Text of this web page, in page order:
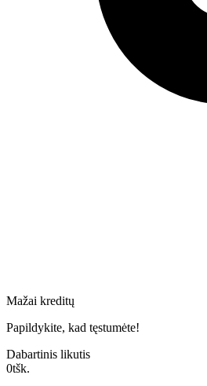
Mažai kreditų
Papildykite, kad tęstumėte!
Dabartinis likutis
0tšk.